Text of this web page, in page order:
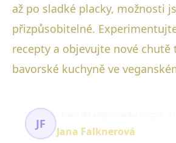
až po sladké placky, možnosti
přizpůsobitelné.
recepty a objevujte nové chutě
bavorské kuchyně ve
JF
Jana Falknerová